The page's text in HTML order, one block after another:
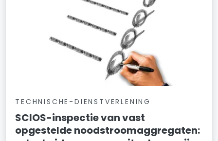
TECHNISCHE-DIENSTVERLENING
SCIOS-inspectie van vast
opgestelde noodstroomaggregaten: